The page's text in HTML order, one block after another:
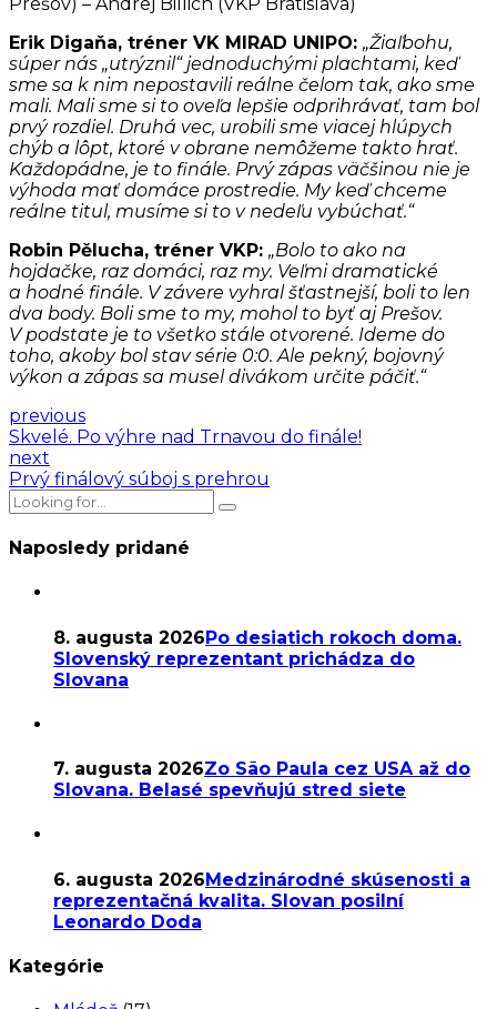
Erik Digaňa, tréner VK MIRAD UNIPO: „Žiaľbohu,
súper nás „utrýznil“ jednoduchými plachtami, keď
sme sa k nim nepostavili reálne čelom tak, ako sme
mali. Mali sme si to oveľa lepšie odprihrávať, tam bol
prvý rozdiel. Druhá vec, urobili sme viacej hlúpych
chýb a lôpt, ktoré v obrane nemôžeme takto hrať.
Každopádne, je to finále. Prvý zápas väčšinou nie je
výhoda mať domáce prostredie. My keď chceme
reálne titul, musíme si to v nedeľu vybúchať.“
Robin Pělucha, tréner VKP: „Bolo to ako na
hojdačke, raz domáci, raz my. Veľmi dramatické
a hodné finále. V závere vyhral šťastnejší, boli to len
dva body. Boli sme to my, mohol to byť aj Prešov.
V podstate je to všetko stále otvorené. Ideme do
toho, akoby bol stav série 0:0. Ale pekný, bojovný
výkon a zápas sa musel divákom určite páčiť.“
previous
Skvelé. Po výhre nad Trnavou do finále!
next
Prvý finálový súboj s prehrou
Naposledy pridané
8. augusta 2026Po desiatich rokoch doma.
Slovenský reprezentant prichádza do
Slovana
7. augusta 2026Zo São Paula cez USA až do
Slovana. Belasé spevňujú stred siete
6. augusta 2026Medzinárodné skúsenosti a
reprezentačná kvalita. Slovan posilní
Leonardo Doda
Kategórie